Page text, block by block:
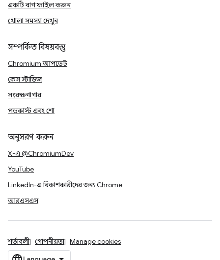
একটি বাগ ফাইল করুন
খোলা সমস্যা দেখুন
সম্পর্কিত বিষয়বস্তু
Chromium আপডেট
কেস স্টাডিজ
সংরক্ষণাগার
পডকাস্ট এবং শো
অনুসরণ করুন
X-এ @ChromiumDev
YouTube
LinkedIn-এ বিকাশকারীদের জন্য Chrome
আরএসএস
শর্তাবলী গোপনীয়তা Manage cookies